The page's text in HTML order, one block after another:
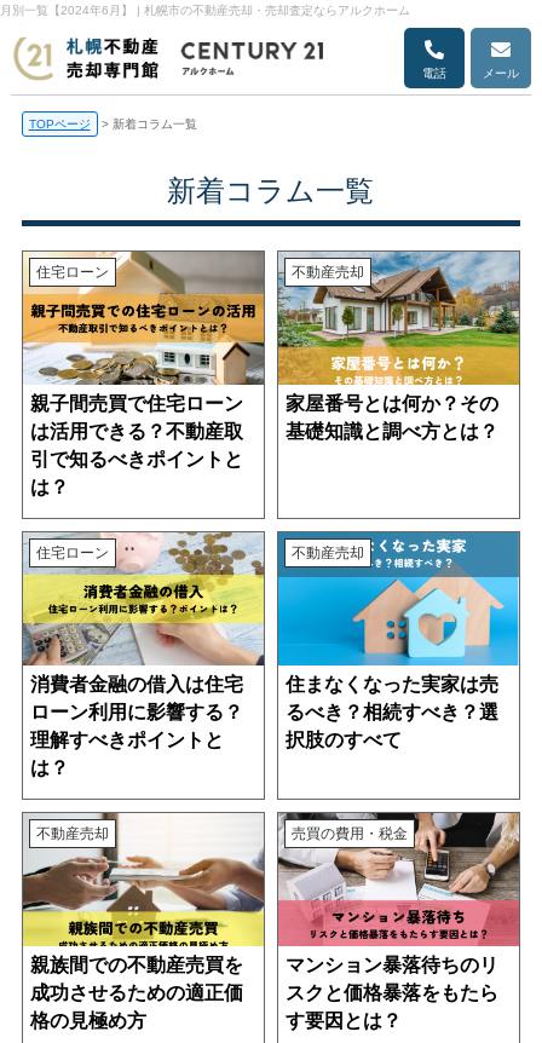
月別一覧【2024年6月】 | 札幌市の不動産売却・売却査定ならアルクホーム
電話 メール
TOPページ > 新着コラム一覧
新着コラム一覧
住宅ローン
親子間売買で住宅ローン
は活用できる？不動産取
引で知るべきポイントと
は？
不動産売却
家屋番号とは何か？その
基礎知識と調べ方とは？
住宅ローン
消費者金融の借入は住宅
ローン利用に影響する？
理解すべきポイントと
は？
不動産売却
住まなくなった実家は売
るべき？相続すべき？選
択肢のすべて
不動産売却
親族間での不動産売買を
成功させるための適正価
格の見極め方
売買の費用・税金
マンション暴落待ちのリ
スクと価格暴落をもたら
す要因とは？